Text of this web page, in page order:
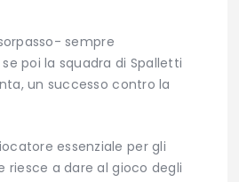
sempre
poi la squadra di Spalletti
un successo contro la
essenziale per gli
riesce a dare al gioco degli